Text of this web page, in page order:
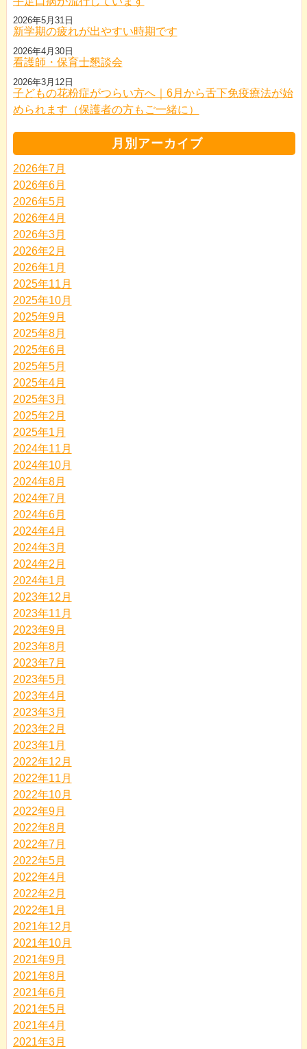
新学期の疲れが出やすい時期です
2026年5月31日
看護師・保育士懇談会
2026年4月30日
子どもの花粉症がつらい方へ｜6月から舌下免疫療法が始
められます（保護者の方もご一緒に）
2026年3月12日
月別アーカイブ
2026年7月
2026年6月
2026年5月
2026年4月
2026年3月
2026年2月
2026年1月
2025年11月
2025年10月
2025年9月
2025年8月
2025年6月
2025年5月
2025年4月
2025年3月
2025年2月
2025年1月
2024年11月
2024年10月
2024年8月
2024年7月
2024年6月
2024年4月
2024年3月
2024年2月
2024年1月
2023年12月
2023年11月
2023年9月
2023年8月
2023年7月
2023年5月
2023年4月
2023年3月
2023年2月
2023年1月
2022年12月
2022年11月
2022年10月
2022年9月
2022年8月
2022年7月
2022年5月
2022年4月
2022年2月
2022年1月
2021年12月
2021年10月
2021年9月
2021年8月
2021年6月
2021年5月
2021年4月
2021年3月